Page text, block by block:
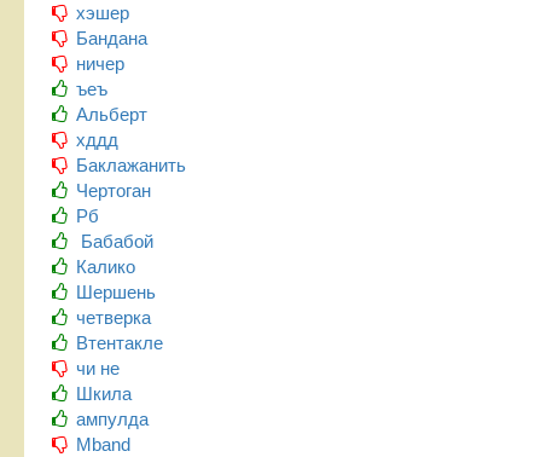
хэшер
Бандана
ничер
ъеъ
Альберт
хддд
Баклажанить
Чертоган
Рб
Бабабой
Калико
Шершень
четверка
Втентакле
чи не
Шкила
ампулда
Mband